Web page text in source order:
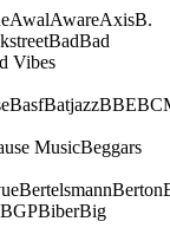
AwalAwareAxisB.
BadBad
Vibes
BasfBatjazzBBE
MusicBeggars
BertelsmannBerton
BGPBiberBig